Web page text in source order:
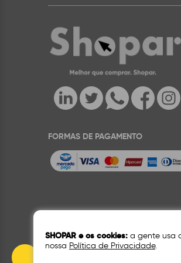
FORMAS DE PAGAMENTO
descritivos. As fotos contidas nesta
SHOPAR e os cookies: a gente usa
nossa Política de Privacidade.